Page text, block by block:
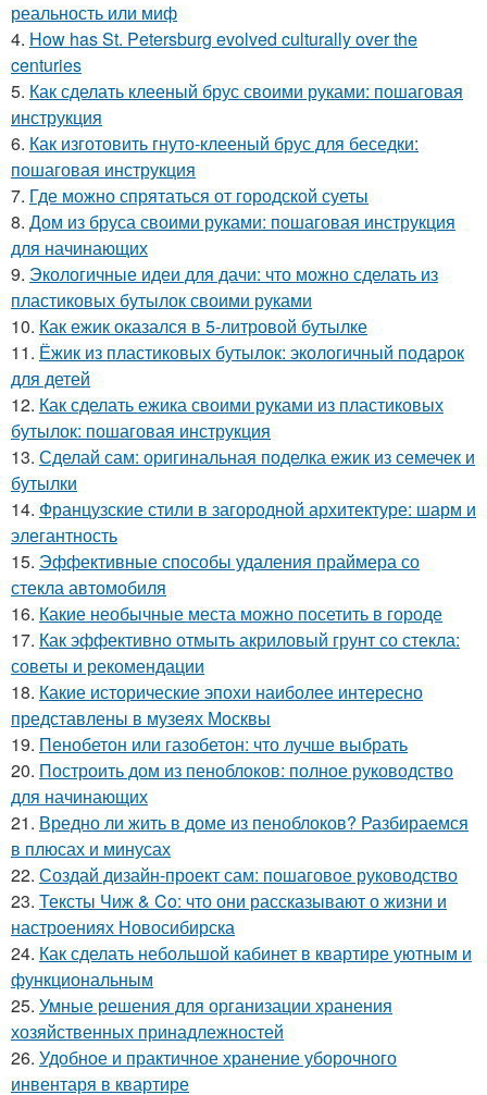
реальность или миф
4. How has St. Petersburg evolved culturally over the
centuries
5. Как сделать клееный брус своими руками: пошаговая
инструкция
6. Как изготовить гнуто-клееный брус для беседки:
пошаговая инструкция
7. Где можно спрятаться от городской суеты
8. Дом из бруса своими руками: пошаговая инструкция
для начинающих
9. Экологичные идеи для дачи: что можно сделать из
пластиковых бутылок своими руками
10. Как ежик оказался в 5-литровой бутылке
11. Ёжик из пластиковых бутылок: экологичный подарок
для детей
12. Как сделать ежика своими руками из пластиковых
бутылок: пошаговая инструкция
13. Сделай сам: оригинальная поделка ежик из семечек и
бутылки
14. Французские стили в загородной архитектуре: шарм и
элегантность
15. Эффективные способы удаления праймера со
стекла автомобиля
16. Какие необычные места можно посетить в городе
17. Как эффективно отмыть акриловый грунт со стекла:
советы и рекомендации
18. Какие исторические эпохи наиболее интересно
представлены в музеях Москвы
19. Пенобетон или газобетон: что лучше выбрать
20. Построить дом из пеноблоков: полное руководство
для начинающих
21. Вредно ли жить в доме из пеноблоков? Разбираемся
в плюсах и минусах
22. Создай дизайн-проект сам: пошаговое руководство
23. Тексты Чиж & Co: что они рассказывают о жизни и
настроениях Новосибирска
24. Как сделать небольшой кабинет в квартире уютным и
функциональным
25. Умные решения для организации хранения
хозяйственных принадлежностей
26. Удобное и практичное хранение уборочного
инвентаря в квартире